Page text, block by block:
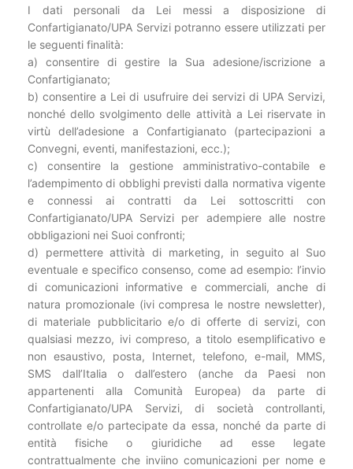
I dati personali da Lei messi a disposizione di
Confartigianato/UPA Servizi potranno essere utilizzati per
le seguenti finalità:
a) consentire di gestire la Sua adesione/iscrizione a
Confartigianato;
b) consentire a Lei di usufruire dei servizi di UPA Servizi,
nonché dello svolgimento delle attività a Lei riservate in
virtù dell’adesione a Confartigianato (partecipazioni a
Convegni, eventi, manifestazioni, ecc.);
c) consentire la gestione amministrativo-contabile e
l’adempimento di obblighi previsti dalla normativa vigente
e connessi ai contratti da Lei sottoscritti con
Confartigianato/UPA Servizi per adempiere alle nostre
obbligazioni nei Suoi confronti;
d) permettere attività di marketing, in seguito al Suo
eventuale e specifico consenso, come ad esempio: l’invio
di comunicazioni informative e commerciali, anche di
natura promozionale (ivi compresa le nostre newsletter),
di materiale pubblicitario e/o di offerte di servizi, con
qualsiasi mezzo, ivi compreso, a titolo esemplificativo e
non esaustivo, posta, Internet, telefono, e-mail, MMS,
SMS dall’Italia o dall’estero (anche da Paesi non
appartenenti alla Comunità Europea) da parte di
Confartigianato/UPA Servizi, di società controllanti,
controllate e/o partecipate da essa, nonché da parte di
entità fisiche o giuridiche ad esse legate
contrattualmente che inviino comunicazioni per nome e